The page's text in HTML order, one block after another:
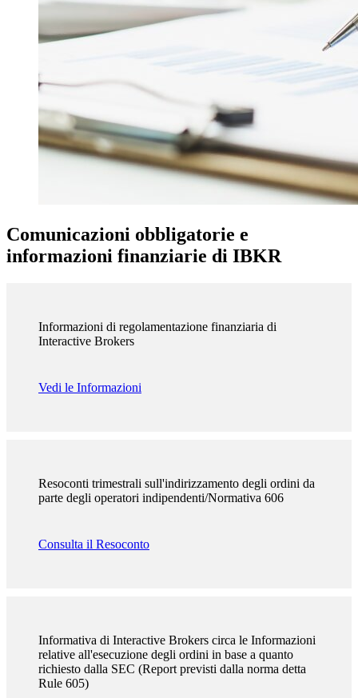
Comunicazioni obbligatorie e
informazioni finanziarie di IBKR
Informazioni di regolamentazione finanziaria di
Interactive Brokers
Vedi le Informazioni
Resoconti trimestrali sull'indirizzamento degli ordini da
parte degli operatori indipendenti/Normativa 606
Consulta il Resoconto
Informativa di Interactive Brokers circa le Informazioni
relative all'esecuzione degli ordini in base a quanto
richiesto dalla SEC (Report previsti dalla norma detta
Rule 605)